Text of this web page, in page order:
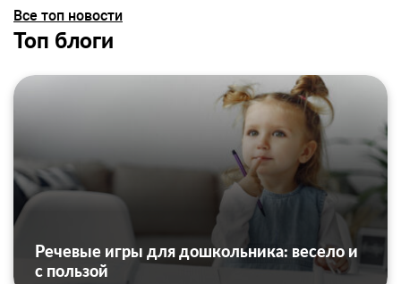
Все топ новости
Топ блоги
Речевые игры для дошкольника: весело и
с пользой